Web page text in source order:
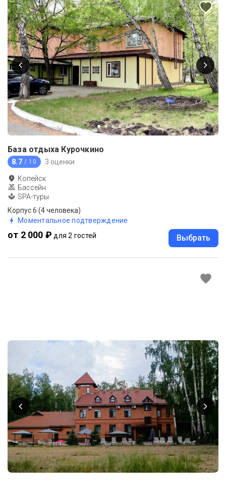
База отдыха Курочкино
8.7 / 10 3 оценки
Копейск
Бассейн
SPA-туры
Корпус 6 (4 человека)
Моментальное подтверждение
от 2 000 ₽ для 2 гостей Выбрать